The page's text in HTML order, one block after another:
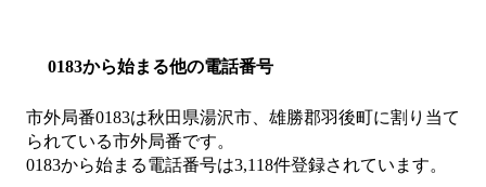
0183から始まる他の電話番号
市外局番0183は秋田県湯沢市、雄勝郡羽後町に割り当て
られている市外局番です。
0183から始まる電話番号は3,118件登録されています。